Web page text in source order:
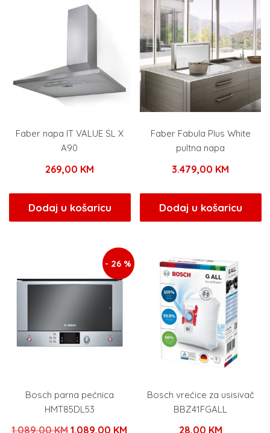
Faber napa IT VALUE SL X
A90
269,00 KM
Dodaj u košaricu
Faber Fabula Plus White
pultna napa
3.479,00 KM
Dodaj u košaricu
- 26 %
Bosch parna pećnica
HMT85DL53
1.089,00KMIzvorna
1.089,00 KM
Bosch vrećice za usisivač
BBZ41FGALL
28,00 KM